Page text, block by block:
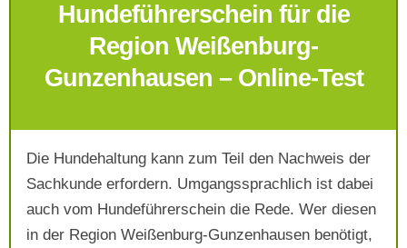
Mit Absenden der Daten akzeptiere ich die
AGB`s.
Absenden
Hundeführerschein für die
Region Weißenburg-
Gunzenhausen – Online-Test
Die Hundehaltung kann zum Teil den Nachweis der
Sachkunde erfordern. Umgangssprachlich ist dabei
auch vom Hundeführerschein die Rede. Wer diesen
in der Region Weißenburg-Gunzenhausen benötigt,